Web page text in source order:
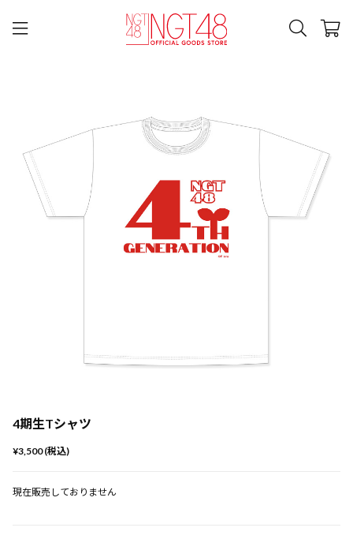
4期生Tシャツ
¥3,500 (税込)
現在販売しておりません